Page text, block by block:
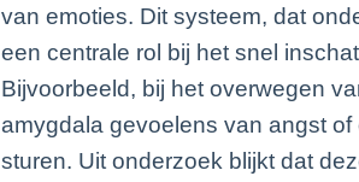
van emoties. Dit systeem, dat
een centrale rol bij het snel
Bijvoorbeeld, bij het overwegen
amygdala gevoelens van angst
sturen. Uit onderzoek blijkt dat